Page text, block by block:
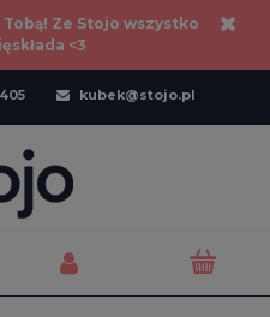
Ze Stojo wszystko
<3
 kubek@stojo.pl